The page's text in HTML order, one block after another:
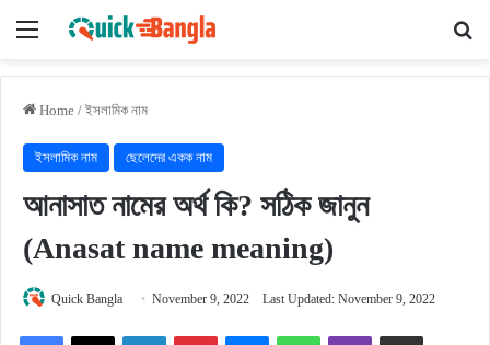
Menu
Home / ইসলামিক নাম
ইসলামিক নাম ছেলেদের একক নাম
আনাসাত নামের অর্থ কি? সঠিক জানুন
(Anasat name meaning)
Quick Bangla November 9, 2022 Last Updated: November 9, 2022
FacebookX LinkedInPinterestMessengerWhatsAppViber Share via Email